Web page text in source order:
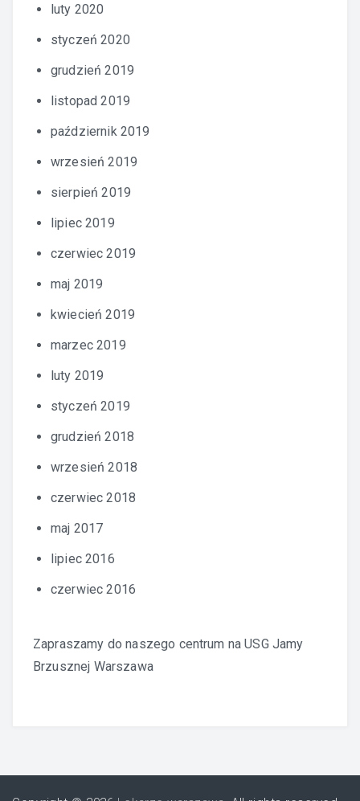
luty 2020
styczeń 2020
grudzień 2019
listopad 2019
październik 2019
wrzesień 2019
sierpień 2019
lipiec 2019
czerwiec 2019
maj 2019
kwiecień 2019
marzec 2019
luty 2019
styczeń 2019
grudzień 2018
wrzesień 2018
czerwiec 2018
maj 2017
lipiec 2016
czerwiec 2016
Zapraszamy do naszego centrum naUSG Jamy
Brzusznej Warszawa